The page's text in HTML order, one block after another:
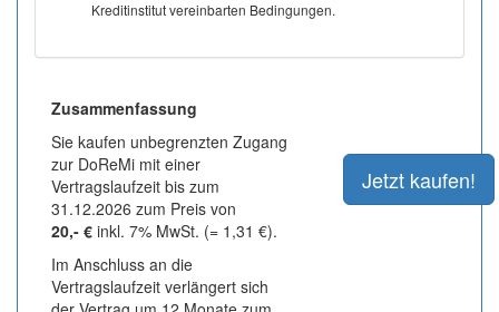
Kreditinstitut vereinbarten Bedingungen.
Zusammenfassung
Sie kaufen unbegrenzten Zugang
zur DoReMi mit einer
Vertragslaufzeit bis zum
31.12.2026 zum Preis von
20,- € inkl. 7% MwSt. (= 1,31 €).
Im Anschluss an die
Vertragslaufzeit verlängert sich